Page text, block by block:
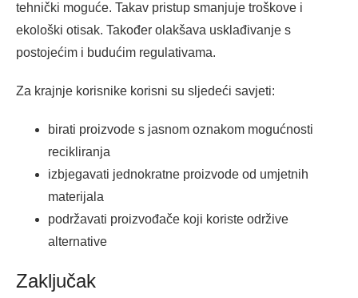
tehnički moguće. Takav pristup smanjuje troškove i
ekološki otisak. Također olakšava usklađivanje s
postojećim i budućim regulativama.
Za krajnje korisnike korisni su sljedeći savjeti:
birati proizvode s jasnom oznakom mogućnosti
recikliranja
izbjegavati jednokratne proizvode od umjetnih
materijala
podržavati proizvođače koji koriste održive
alternative
Zaključak